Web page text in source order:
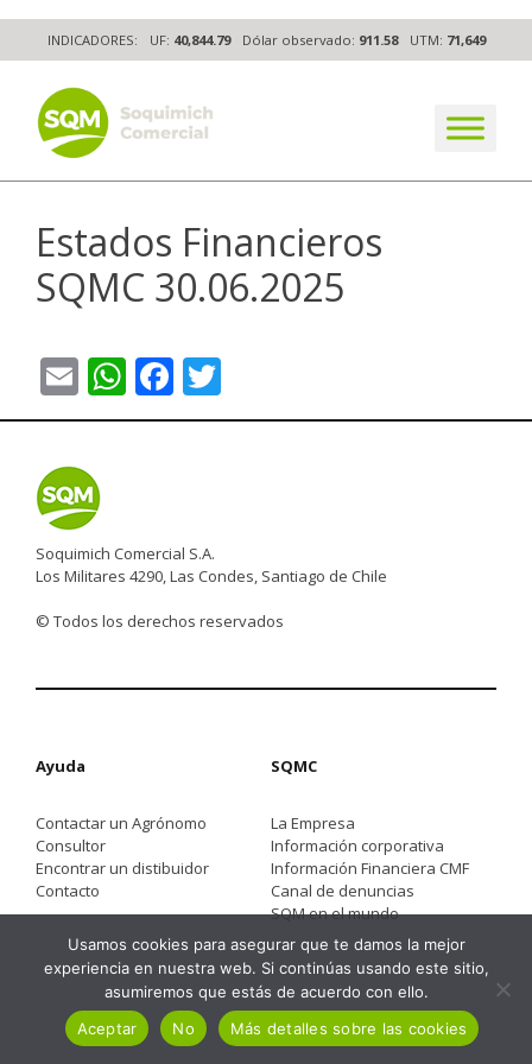
to
content
INDICADORES: UF: 40,844.79 Dólar observado: 911.58 UTM: 71,649
The worldwide business formula
Estados Financieros
SQMC 30.06.2025
EmailWhatsApp
Facebook
Soquimich Comercial S.A.
Los Militares 4290, Las Condes, Santiago de Chile
© Todos los derechos reservados
Ayuda
Contactar un Agrónomo
Consultor
Encontrar un distibuidor
Contacto
SQMC
La Empresa
Información corporativa
Información Financiera CMF
Canal de denuncias
SQM en el mundo
Usamos cookies para asegurar que te damos la mejor
experiencia en nuestra web. Si continúas usando este sitio,
asumiremos que estás de acuerdo con ello.
Aceptar
No Más detalles sobre las cookies